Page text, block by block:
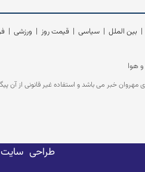
| بین الملل |سیاسی |قیمت روز | ورزشی |
هوا
خبر می باشد و استفاده غیر قانونی از آن
طراحی سایت